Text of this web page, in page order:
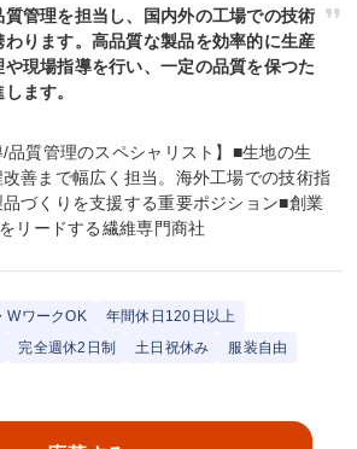
管理を担当し、国内外の工場での技術
ります。高品質な製品を効率的に生産
現場指導を行い、一定の品質を保つた
ます。
/品質管理のスペシャリスト】■生地の生
善まで幅広く担当。海外工場での技術指
づくりを支援する重要ポジション■創業
リードする繊維専門商社
WワークOK
年間休日120日以上
完全週休2日制 土日祝休み 服装自由